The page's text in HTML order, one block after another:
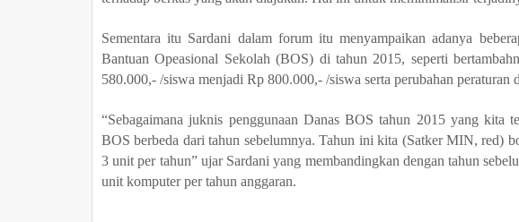
Sementara itu Sardani dalam forum itu menyampaikan adanya
Bantuan Opeasional Sekolah (BOS) di tahun 2015, seperti
580.000,- /siswa menjadi Rp 800.000,- /siswa serta perubahan peraturan
“Sebagaimana juknis penggunaan Danas BOS tahun 2015 yang kita
BOS berbeda dari tahun sebelumnya. Tahun ini kita (Satker MIN, red)
3 unit per tahun” ujar Sardani yang membandingkan dengan tahun
unit komputer per tahun anggaran.